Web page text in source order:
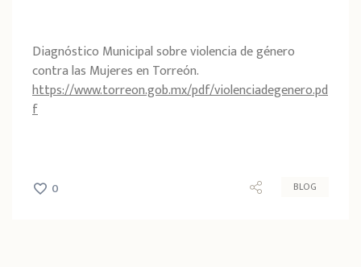
Diagnóstico Municipal sobre violencia de género
contra las Mujeres en Torreón.
https://www.torreon.gob.mx/pdf/violenciadegenero.pd
f
0 BLOG